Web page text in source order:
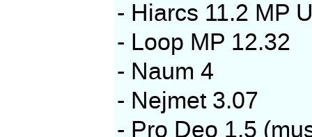
- Hiarcs 11.2 MP
- Loop MP 12.32
- Naum 4
- Nejmet 3.07
- Pro Deo 1.5